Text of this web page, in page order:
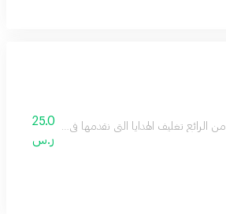
من الرائع تغليف الهدايا التي نقدمها في حياتنا ...
25.0
ر.س